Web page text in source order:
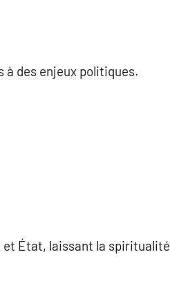
à des enjeux politiques.
et État, laissant la spiritualité